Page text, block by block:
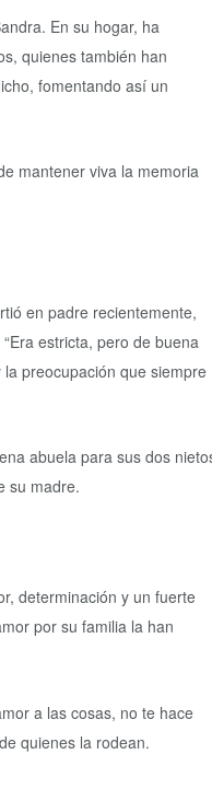
En su hogar, ha
quienes también han
fomentando así un
mantener viva la memoria
en padre recientemente,
estricta, pero de buena
preocupación que siempre
abuela para sus dos
su madre.
determinación y un fuerte
por su familia la han
a las cosas, no te hace
quienes la rodean.